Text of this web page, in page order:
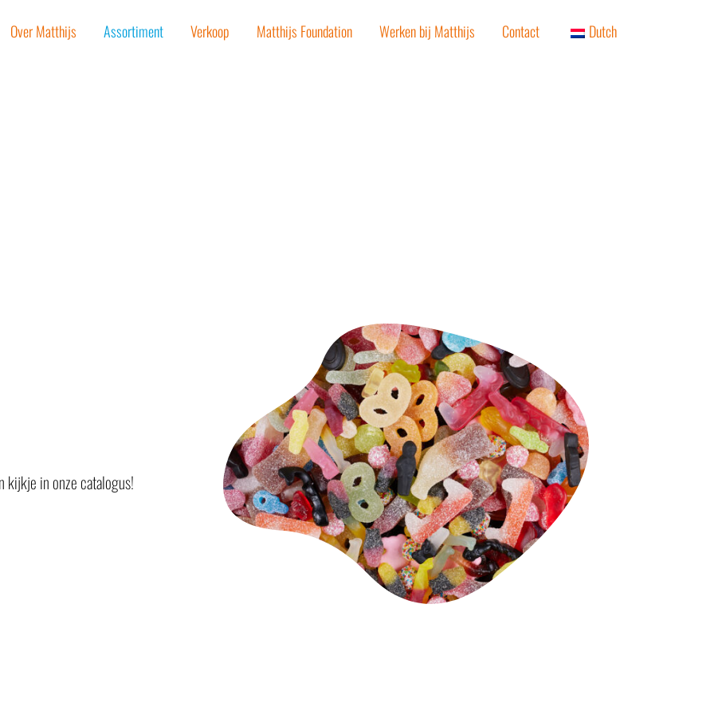
Over Matthijs Assortiment Verkoop Matthijs Foundation Werken bij Matthijs Contact Dutch
kijkje in onze catalogus!